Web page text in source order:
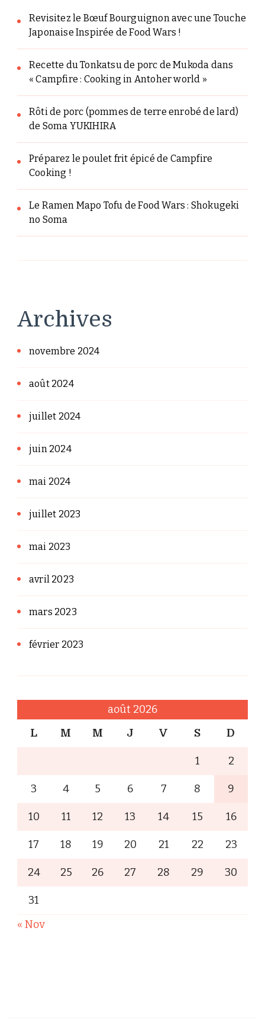
Revisitez le Bœuf Bourguignon avec une Touche
Japonaise Inspirée de Food Wars !
Recette du Tonkatsu de porc de Mukoda dans
« Campfire : Cooking in Antoher world »
Rôti de porc (pommes de terre enrobé de lard)
de Soma YUKIHIRA
Préparez le poulet frit épicé de Campfire
Cooking !
Le Ramen Mapo Tofu de Food Wars : Shokugeki
no Soma
Archives
novembre 2024
août 2024
juillet 2024
juin 2024
mai 2024
juillet 2023
mai 2023
avril 2023
mars 2023
février 2023
août 2026
L M M J V S D
1 2
3 4 5 6 7 8 9
10 11 12 13 14 15 16
17 18 19 20 21 22 23
24 25 26 27 28 29 30
31
« Nov